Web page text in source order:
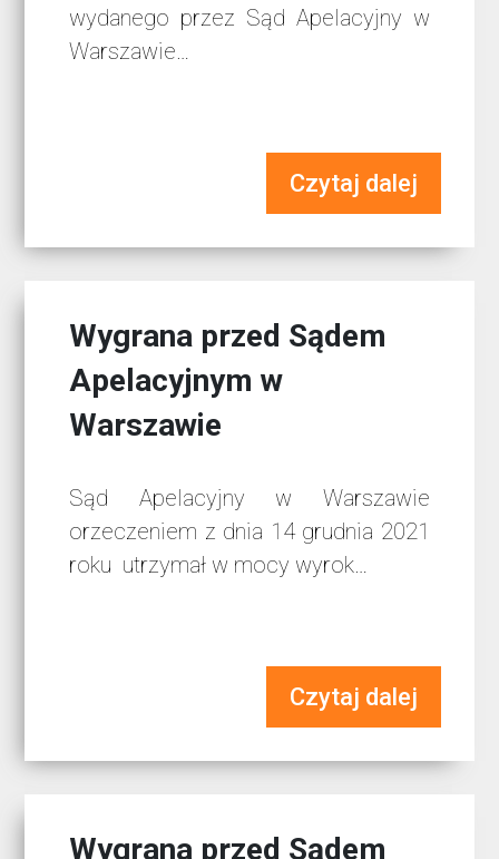
wydanego przez Sąd Apelacyjny w
Warszawie…
Czytaj dalej
Wygrana przed Sądem
Apelacyjnym w
Warszawie
Sąd Apelacyjny w Warszawie
orzeczeniem z dnia 14 grudnia 2021
roku utrzymał w mocy wyrok…
Czytaj dalej
Wygrana przed Sądem